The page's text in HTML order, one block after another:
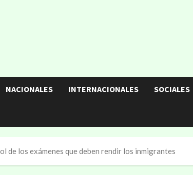
NACIONALES INTERNACIONALES SOCIALES
de los exámenes que deben rendir los inmigrantes